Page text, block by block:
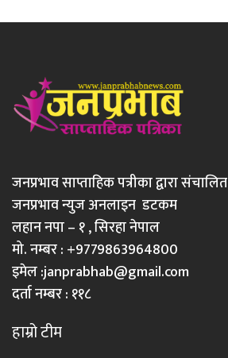
जनप्रभाव साप्ताहिक पत्रीका द्वारा संचालित
जनप्रभाव न्युज अनलाइन डटकम
लहान नपा – १ , सिरहा नेपाल
मो. नम्बर : +9779863964800
इमेल :janprabhab@gmail.com
दर्ता नम्बर : ११८
हाम्रो टीम